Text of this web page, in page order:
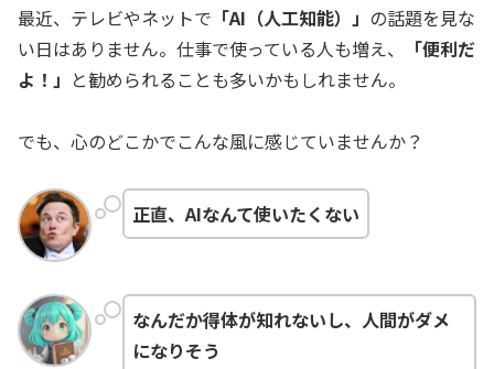
最近、テレビやネットで 「AI（人工知能）」 の話題を見な
い日はありません。仕事で使っている人も増え、
「便利だ
よ！」 と勧められることも多いかもしれません。
でも、心のどこかでこんな風に感じていませんか？
正直、AIなんて使いたくない
なんだか得体が知れないし、人間がダメ
になりそう